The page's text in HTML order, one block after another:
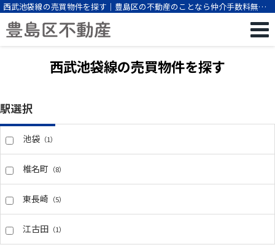
西武池袋線の売買物件を探す｜豊島区の不動産のことなら仲介手数料無料
の豊島区不動産
西武池袋線の売買物件を探す
駅選択
池袋 （1）
椎名町 （8）
東長崎 （5）
江古田 （1）